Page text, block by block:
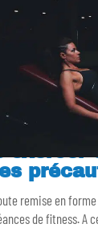
remise en
de fitness. A